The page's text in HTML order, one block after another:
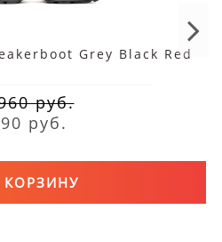
Grey Black Red
руб.
руб.
КОРЗИНУ